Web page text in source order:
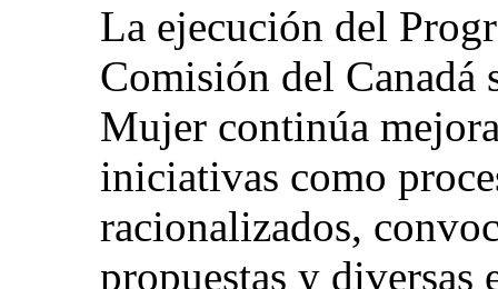
La ejecución del
Comisión del Canadá
Mujer continúa
iniciativas como
racionalizados,
propuestas y diversas